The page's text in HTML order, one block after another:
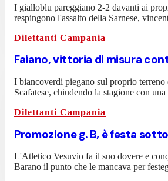
I gialloblu pareggiano 2-2 davanti ai
respingono l'assalto della Sarnese,
Dilettanti Campania
Faiano, vittoria di misura
I biancoverdi piegano sul proprio
Scafatese, chiudendo la stagione con
Dilettanti Campania
Promozione g. B, è festa
L'Atletico Vesuvio fa il suo dovere e
Barano il punto che le mancava per